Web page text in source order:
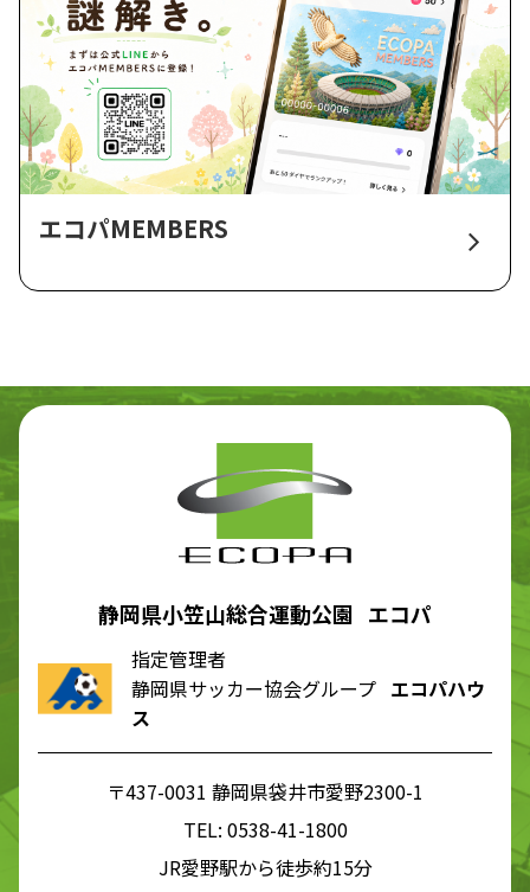
エコパMEMBERS
静岡県小笠山総合運動公園 エコパ
指定管理者
静岡県サッカー協会グループ エコパハウ
ス
〒437-0031 静岡県袋井市愛野2300-1
TEL: 0538-41-1800
JR愛野駅から徒歩約15分